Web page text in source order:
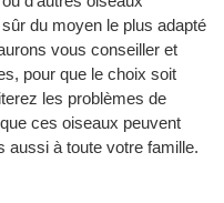
du moyen le plus adapté
vous conseiller et
pour que le choix soit
les problèmes de
ces oiseaux peuvent
aussi à toute votre famille.